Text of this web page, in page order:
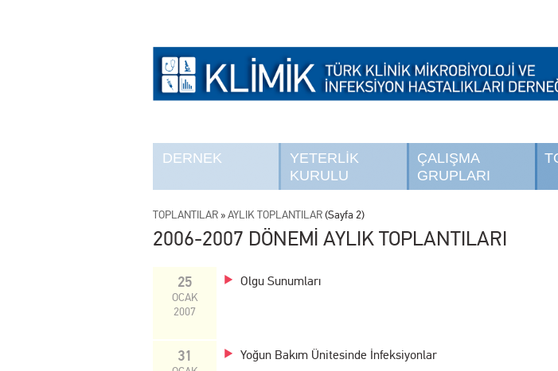
DERNEK
YETERLİK
KURULU
ÇALIŞMA
GRUPLARI
TOPLANTILAR »AYLIK TOPLANTILAR(Sayfa 2)
2006-2007 DÖNEMİ AYLIK TOPLANTILARI
25
OCAK
2007
Olgu Sunumları
31 Yoğun Bakım Ünitesinde İnfeksiyonlar